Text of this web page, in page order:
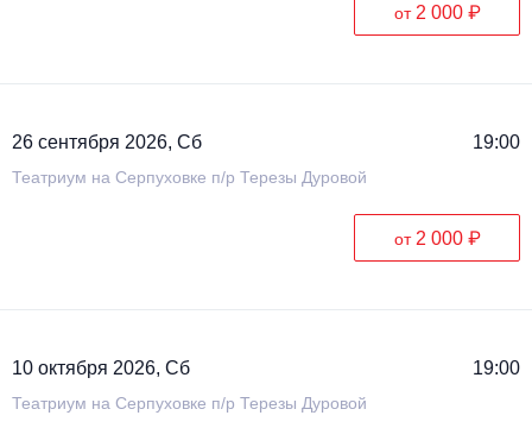
от 2 000 ₽
26 сентября 2026, Сб 19:00
Театриум на Серпуховке п/р Терезы Дуровой
от 2 000 ₽
10 октября 2026, Сб 19:00
Театриум на Серпуховке п/р Терезы Дуровой